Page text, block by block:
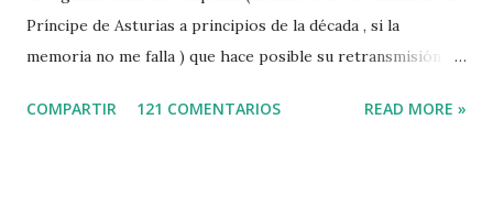
Príncipe de Asturias a principios de la década , si la
memoria no me falla ) que hace posible su retransmisión via
mundo mundial...
COMPARTIR 121 COMENTARIOS READ MORE »